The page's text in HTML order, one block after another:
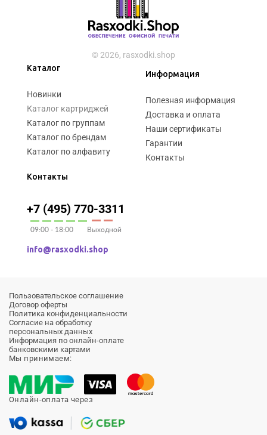
© 2026, rasxodki.shop
Каталог
Новинки
Каталог картриджей
Каталог по группам
Каталог по брендам
Каталог по алфавиту
Информация
Полезная информация
Доставка и оплата
Наши сертификаты
Гарантии
Контакты
Контакты
+7 (495) 770-3311
09:00 - 18:00 Выходной
info@rasxodki.shop
Пользовательское соглашение
Договор оферты
Политика конфиденциальности
Согласие на обработку
персональных данных
Информация по онлайн-оплате
банковскими картами
Мы принимаем:
Онлайн-оплата через